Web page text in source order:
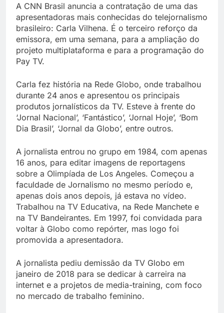
A CNN Brasil anuncia a contratação de uma das
apresentadoras mais conhecidas do telejornalismo
brasileiro: Carla Vilhena. É o terceiro reforço da
emissora, em uma semana, para a ampliação do
projeto multiplataforma e para a programação do
Pay TV.
Carla fez história na Rede Globo, onde trabalhou
durante 24 anos e apresentou os principais
produtos jornalísticos da TV. Esteve à frente do
‘Jornal Nacional’, ‘Fantástico’, ‘Jornal Hoje’, ‘Bom
Dia Brasil’, ‘Jornal da Globo’, entre outros.
A jornalista entrou no grupo em 1984, com apenas
16 anos, para editar imagens de reportagens
sobre a Olimpíada de Los Angeles. Começou a
faculdade de Jornalismo no mesmo período e,
apenas dois anos depois, já estava no vídeo.
Trabalhou na TV Educativa, na Rede Manchete e
na TV Bandeirantes. Em 1997, foi convidada para
voltar à Globo como repórter, mas logo foi
promovida a apresentadora.
A jornalista pediu demissão da TV Globo em
janeiro de 2018 para se dedicar à carreira na
internet e a projetos de media-training, com foco
no mercado de trabalho feminino.